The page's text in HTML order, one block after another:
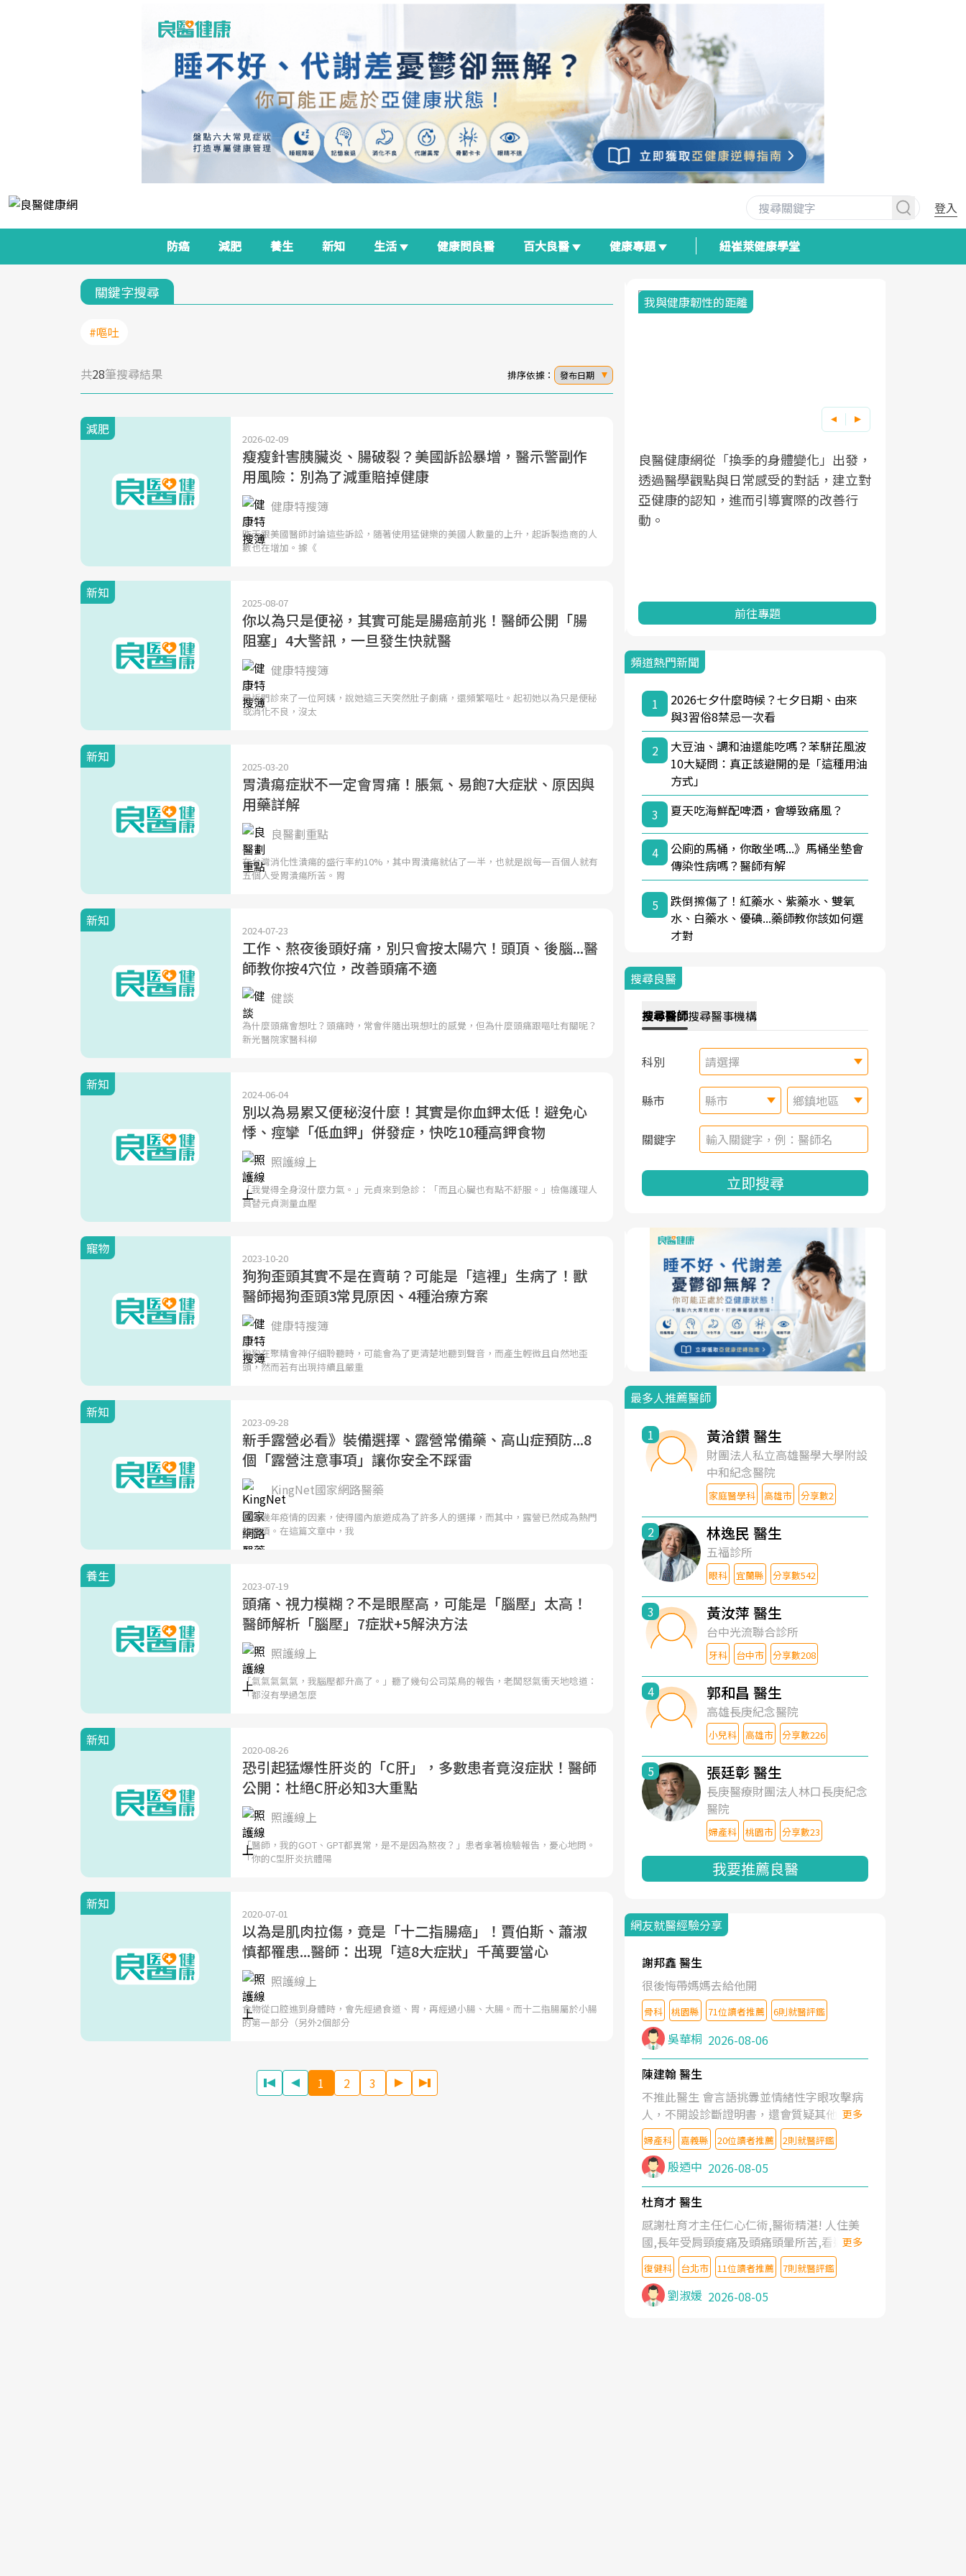
登入
防癌 減肥 養生 新知 生活 健康問良醫 百大良醫 健康專題 紐崔萊健康學堂
關鍵字搜尋
#嘔吐
共28筆搜尋結果 排序依據： 發布日期
減肥
2026-02-09
瘦瘦針害胰臟炎、腸破裂？美國訴訟暴增，醫示警副作
用風險：別為了減重賠掉健康
健康特搜簿
昨天跟美國醫師討論這些訴訟，隨著使用猛健樂的美國人數量的上升，起訴製造商的人
數也在增加。據《
新知
2025-08-07
你以為只是便祕，其實可能是腸癌前兆！醫師公開「腸
阻塞」4大警訊，一旦發生快就醫
健康特搜簿
最近門診來了一位阿姨，說她這三天突然肚子劇痛，還頻繁嘔吐。起初她以為只是便秘
或消化不良，沒太
新知
2025-03-20
胃潰瘍症狀不一定會胃痛！脹氣、易飽7大症狀、原因與
用藥詳解
良醫劃重點
在台灣消化性潰瘍的盛行率約10%，其中胃潰瘍就佔了一半，也就是說每一百個人就有
五個人受胃潰瘍所苦。胃
新知
2024-07-23
工作、熬夜後頭好痛，別只會按太陽穴！頭頂、後腦...醫
師教你按4穴位，改善頭痛不適
健談
為什麼頭痛會想吐？頭痛時，常會伴隨出現想吐的感覺，但為什麼頭痛跟嘔吐有關呢？
新光醫院家醫科柳
新知
2024-06-04
別以為易累又便秘沒什麼！其實是你血鉀太低！避免心
悸、痙攣「低血鉀」併發症，快吃10種高鉀食物
照護線上
「我覺得全身沒什麼力氣。」元貞來到急診：「而且心臟也有點不舒服。」檢傷護理人
員替元貞測量血壓
寵物
2023-10-20
狗狗歪頭其實不是在賣萌？可能是「這裡」生病了！獸
醫師揭狗歪頭3常見原因、4種治療方案
健康特搜簿
狗狗在聚精會神仔細聆聽時，可能會為了更清楚地聽到聲音，而產生輕微且自然地歪
頭，然而若有出現持續且嚴重
新知
2023-09-28
新手露營必看》裝備選擇、露營常備藥、高山症預防...8
個「露營注意事項」讓你安全不踩雷
KingNet國家網路醫藥
過去幾年疫情的因素，使得國內旅遊成為了許多人的選擇，而其中，露營已然成為熱門
的選項。在這篇文章中，我
養生
2023-07-19
頭痛、視力模糊？不是眼壓高，可能是「腦壓」太高！
醫師解析「腦壓」7症狀+5解決方法
照護線上
「氣氣氣氣氣，我腦壓都升高了。」聽了幾句公司菜鳥的報告，老闆怒氣衝天地唸道：
「都沒有學過怎麼
新知
2020-08-26
恐引起猛爆性肝炎的「C肝」，多數患者竟沒症狀！醫師
公開：杜絕C肝必知3大重點
照護線上
「醫師，我的GOT、GPT都異常，是不是因為熬夜？」患者拿著檢驗報告，憂心地問。
「你的C型肝炎抗體陽
新知
2020-07-01
以為是肌肉拉傷，竟是「十二指腸癌」！賈伯斯、蕭淑
慎都罹患...醫師：出現「這8大症狀」千萬要當心
照護線上
食物從口腔進到身體時，會先經過食道、胃，再經過小腸、大腸。而十二指腸屬於小腸
的第一部分（另外2個部分
1 2 3
面對超高齡社會的浪潮，台灣正在快速邁
向「健康照護」的新時代。隨著國家政策
心議題。然而，健檢不只是醫療院所的服
前往專題
良醫生活祭
2025年，就到良醫生活祭體驗「一站式健
康新生活」，從講座、體驗到運動，全面
前往專題
我與健康韌性的距離
良醫健康網從「換季的身體變化」出發，
透過醫學觀點與日常感受的對話，建立對
亞健康的認知，進而引導實際的改善行
動。
前往專題
頻道熱門新聞
1
2026七夕什麼時候？七夕日期、由來
與3習俗8禁忌一次看
2
大豆油、調和油還能吃嗎？苯駢芘風波
10大疑問：真正該避開的是「這種用油
方式」
3
夏天吃海鮮配啤酒，會導致痛風？
4
公廁的馬桶，你敢坐嗎...》馬桶坐墊會
傳染性病嗎？醫師有解
5
跌倒擦傷了！紅藥水、紫藥水、雙氧
水、白藥水、優碘...藥師教你該如何選
才對
搜尋良醫
搜尋醫師搜尋醫事機構
科別 請選擇
縣市 縣市 鄉鎮地區
關鍵字
立即搜尋
最多人推薦醫師
1 黃洽鑽 醫生
財團法人私立高雄醫學大學附設
中和紀念醫院
家庭醫學科 高雄市 分享數2
2 林逸民 醫生
五福診所
眼科 宜蘭縣 分享數542
3 黃汝萍 醫生
台中光流聯合診所
牙科 台中市 分享數208
4 郭和昌 醫生
高雄長庚紀念醫院
小兒科 高雄市 分享數226
5 張廷彰 醫生
長庚醫療財團法人林口長庚紀念
醫院
婦產科 桃園市 分享數23
我要推薦良醫
網友就醫經驗分享
謝邦鑫 醫生
很後悔帶媽媽去給他開
骨科 桃園縣 71位讀者推薦 6則就醫評鑑
吳華桐 2026-08-06
陳建翰 醫生
不推此醫生 會言語挑釁並情緒性字眼攻擊病
人，不開設診斷證明書，還會質疑其他醫生
的判斷！
更多
婦產科 嘉義縣 20位讀者推薦 2則就醫評鑑
殷迺中 2026-08-05
杜育才 醫生
感謝杜育才主任仁心仁術,醫術精湛! 人住美
國,長年受肩頸痠痛及頭痛頭暈所苦,看遍名醫
教授,做了各種檢查,也嘗試過西醫打針,中醫
針灸及物理徒手治療都沒有用,後來連吃到嗎
啡類止痛藥都效果有限,只是壓症狀,沒多久就
痛起來,多年失眠嚴重影響生活品質. 台灣親
更多
復健科 台北市 11位讀者推薦 7則就醫評鑑
劉淑媛 2026-08-05